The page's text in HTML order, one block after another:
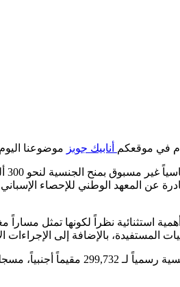
في موقعكم أنابيك جوبز موضوعنا اليوم بخصوص
استثنائية نظراً لكونها تمثل مساراً
المستفيدة، بالإضافة إلى